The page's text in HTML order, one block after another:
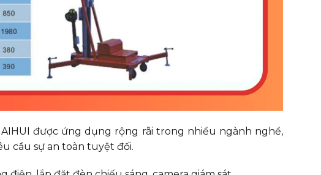
được ứng dụng rộng rãi trong nhiều ngành nghề,
cầu sự an toàn tuyệt đối.